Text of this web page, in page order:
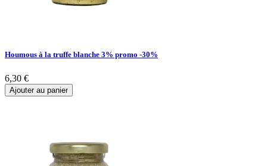
Houmous à la truffe blanche 3% promo -30%
6,30 €
Ajouter au panier